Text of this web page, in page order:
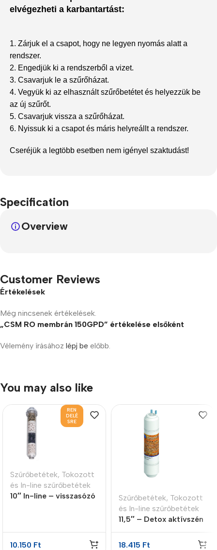
elvégezheti a karbantartást:
1. Zárjuk el a csapot, hogy ne legyen nyomás alatt a
rendszer.
2. Engedjük ki a rendszerből a vizet.
3. Csavarjuk le a szűrőházat.
4. Vegyük ki az elhasznált szűrőbetétet és helyezzük be
az új szűrőt.
5. Csavarjuk vissza a szűrőházat.
6. Nyissuk ki a csapot és máris helyreállt a rendszer.
Cseréjük a legtöbb esetben nem igényel szaktudást!
Specification
Overview
Customer Reviews
Értékelések
Még nincsenek értékelések.
„CSM RO membrán 150GPD” értékelése elsőként
Vélemény írásához lépj be előbb.
You may also like
REN
DELÉ
SRE
Szűrőbetétek, Tokozott
és In-line szűrőbetétek
10″ In-line – visszasózó
10.150 Ft
Szűrőbetétek, Tokozott
és In-line szűrőbetétek
11,5″ – Detox aktívszén
18.415 Ft